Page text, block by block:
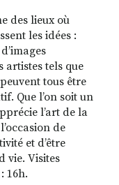
des lieux où
les idées :
artistes tels que
tous être
Que l’on soit un
l’art de la
de
et d’être
vie. Visites
16h.